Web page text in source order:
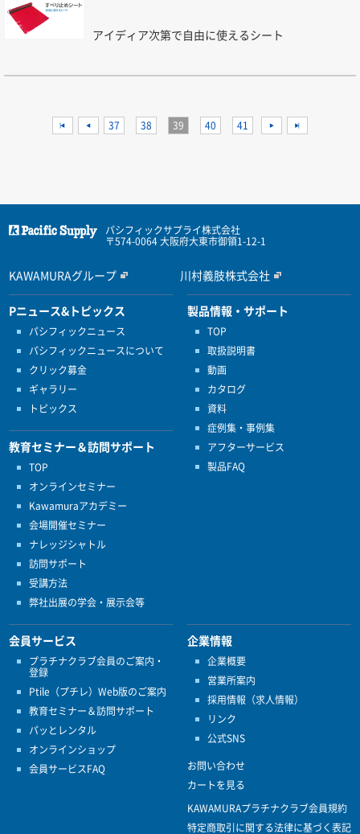
アイディア次第で自由に使えるシート
37 38 39 40 41
パシフィックサプライ株式会社
〒574-0064 大阪府大東市御領1-12-1
KAWAMURAグループ 川村義肢株式会社
Pニュース&トピックス
パシフィックニュース
パシフィックニュースについて
クリック募金
ギャラリー
トピックス
教育セミナー＆訪問サポート
TOP
オンラインセミナー
Kawamuraアカデミー
会場開催セミナー
ナレッジシャトル
訪問サポート
受講方法
弊社出展の学会・展示会等
製品情報・サポート
TOP
取扱説明書
動画
カタログ
資料
症例集・事例集
アフターサービス
製品FAQ
会員サービス
プラチナクラブ会員のご案内・
登録
Ptile（プチレ）Web版のご案内
教育セミナー＆訪問サポート
パッとレンタル
オンラインショップ
会員サービスFAQ
企業情報
企業概要
営業所案内
採用情報（求人情報）
リンク
公式SNS
お問い合わせ
カートを見る
KAWAMURAプラチナクラブ会員規約
特定商取引に関する法律に基づく表記